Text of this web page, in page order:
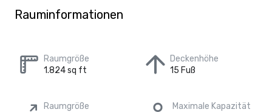
Rauminformationen
Raumgröße
1.824 sq ft
Deckenhöhe
15 Fuß
Raumgröße
Maximale Kapazität